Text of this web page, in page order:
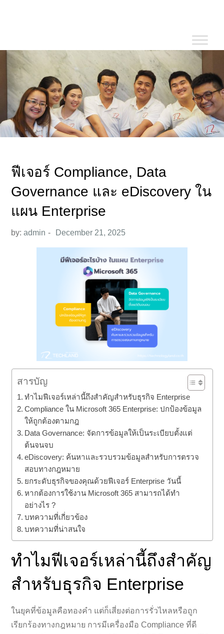
ฟีเจอร์ Compliance, Data
Governance และ eDiscovery ใน
แผน Enterprise
by:admin
สารบัญ
ทำไมฟีเจอร์เหล่านี้ถึงสำคัญสำหรับธุรกิจ Enterprise
Compliance ใน Microsoft 365 Enterprise: ปกป้องข้อมูล
ให้ถูกต้องตามกฎ
Data Governance: จัดการข้อมูลให้เป็นระเบียบตั้งแต่
ต้นจนจบ
eDiscovery: ค้นหาและรวบรวมข้อมูลสำหรับการตรวจ
สอบทางกฎหมาย
ยกระดับธุรกิจของคุณด้วยฟีเจอร์ Enterprise วันนี้
หากต้องการใช้งาน Microsoft 365 สามารถได้ทำ
อย่างไร ?
บทความที่เกี่ยวข้อง
บทความที่น่าสนใจ
ทำไมฟีเจอร์เหล่านี้ถึงสำคัญ
สำหรับธุรกิจ Enterprise
ในยุคที่ข้อมูลคือทองคำ แต่ก็เสี่ยงต่อการรั่วไหลหรือถูก
เรียกร้องทางกฎหมาย การมีเครื่องมือ Compliance ที่ดี